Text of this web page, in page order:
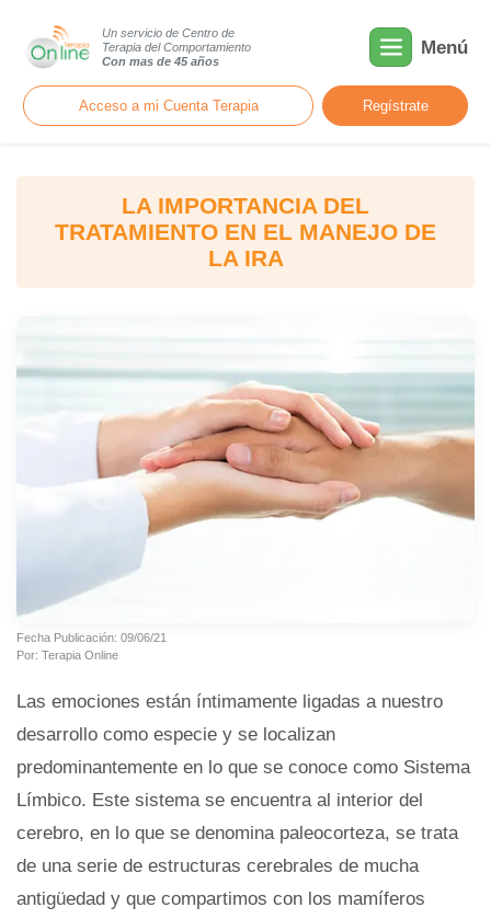
Un servicio de Centro de
Terapia del Comportamiento
Con mas de 45 años
Menú
Acceso a mi Cuenta Terapia Regístrate
LA IMPORTANCIA DEL
TRATAMIENTO EN EL MANEJO DE
LA IRA
Fecha Publicación: 09/06/21
Por: Terapia Online
Las emociones están íntimamente ligadas a nuestro
desarrollo como especie y se localizan
predominantemente en lo que se conoce como Sistema
Límbico. Este sistema se encuentra al interior del
cerebro, en lo que se denomina paleocorteza, se trata
de una serie de estructuras cerebrales de mucha
antigüedad y que compartimos con los mamíferos